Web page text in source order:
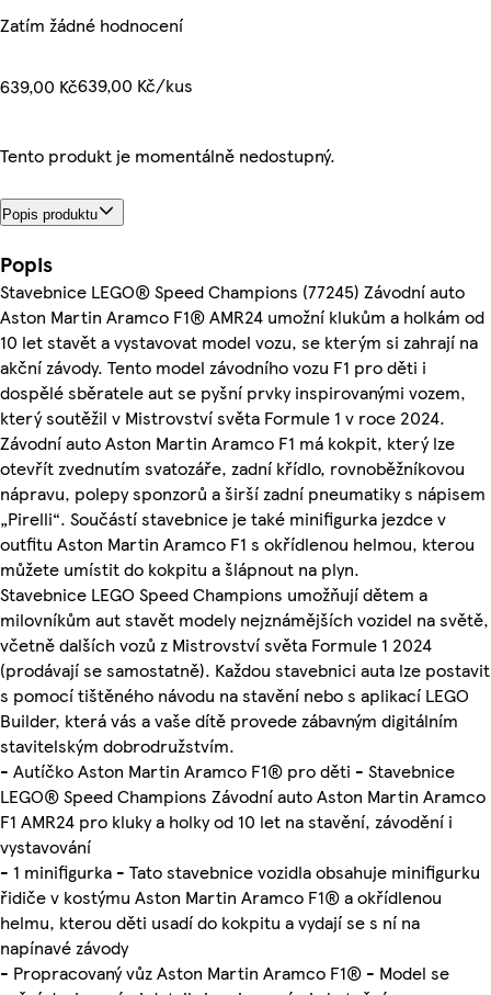
Zatím žádné hodnocení
639,00 Kč639,00 Kč/kus
Tento produkt je momentálně nedostupný.
Popis produktu
Popis
Stavebnice LEGO® Speed Champions (77245) Závodní auto
Aston Martin Aramco F1® AMR24 umožní klukům a holkám od
10 let stavět a vystavovat model vozu, se kterým si zahrají na
akční závody. Tento model závodního vozu F1 pro děti i
dospělé sběratele aut se pyšní prvky inspirovanými vozem,
který soutěžil v Mistrovství světa Formule 1 v roce 2024.
Závodní auto Aston Martin Aramco F1 má kokpit, který lze
otevřít zvednutím svatozáře, zadní křídlo, rovnoběžníkovou
nápravu, polepy sponzorů a širší zadní pneumatiky s nápisem
„Pirelli“. Součástí stavebnice je také minifigurka jezdce v
outfitu Aston Martin Aramco F1 s okřídlenou helmou, kterou
můžete umístit do kokpitu a šlápnout na plyn.
Stavebnice LEGO Speed Champions umožňují dětem a
milovníkům aut stavět modely nejznámějších vozidel na světě,
včetně dalších vozů z Mistrovství světa Formule 1 2024
(prodávají se samostatně). Každou stavebnici auta lze postavit
s pomocí tištěného návodu na stavění nebo s aplikací LEGO
Builder, která vás a vaše dítě provede zábavným digitálním
stavitelským dobrodružstvím.
- Autíčko Aston Martin Aramco F1® pro děti - Stavebnice
LEGO® Speed Champions Závodní auto Aston Martin Aramco
F1 AMR24 pro kluky a holky od 10 let na stavění, závodění i
vystavování
- 1 minifigurka - Tato stavebnice vozidla obsahuje minifigurku
řidiče v kostýmu Aston Martin Aramco F1® a okřídlenou
helmu, kterou děti usadí do kokpitu a vydají se s ní na
napínavé závody
- Propracovaný vůz Aston Martin Aramco F1® - Model se